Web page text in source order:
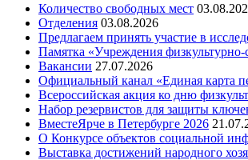
Количество свободных мест
Отделения 03.08.2026
Предлагаем принять участие в
Памятка «Учреждения
Вакансии 27.07.2026
Официальный канал «Единая карта
Всероссийская акция ко дню
Набор резервистов для защиты
ВместеЯрче в Петербурге 2026
О Конкурсе объектов социальной
Выставка достижений народного